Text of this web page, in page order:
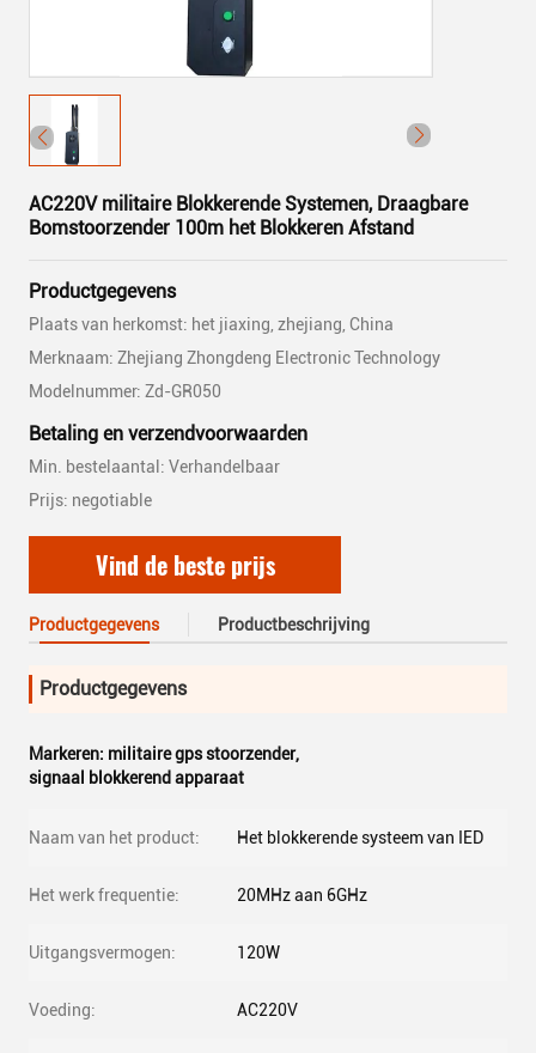
AC220V militaire Blokkerende Systemen, Draagbare
Bomstoorzender 100m het Blokkeren Afstand
Productgegevens
Plaats van herkomst: het jiaxing, zhejiang, China
Merknaam: Zhejiang Zhongdeng Electronic Technology
Modelnummer: Zd-GR050
Betaling en verzendvoorwaarden
Min. bestelaantal: Verhandelbaar
Prijs: negotiable
Vind de beste prijs
Productgegevens Productbeschrijving
Productgegevens
Markeren: militaire gps stoorzender,
signaal blokkerend apparaat
Naam van het product: Het blokkerende systeem van IED
Het werk frequentie: 20MHz aan 6GHz
Uitgangsvermogen: 120W
Voeding: AC220V